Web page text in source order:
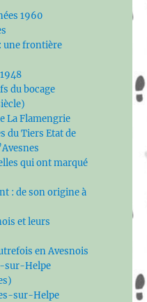
1960
une frontière
du bocage
La Flamengrie
du Tiers Etat de
qui ont marqué
: de son origine à
et leurs
en Avesnois
sur-Helpe
sur-Helpe